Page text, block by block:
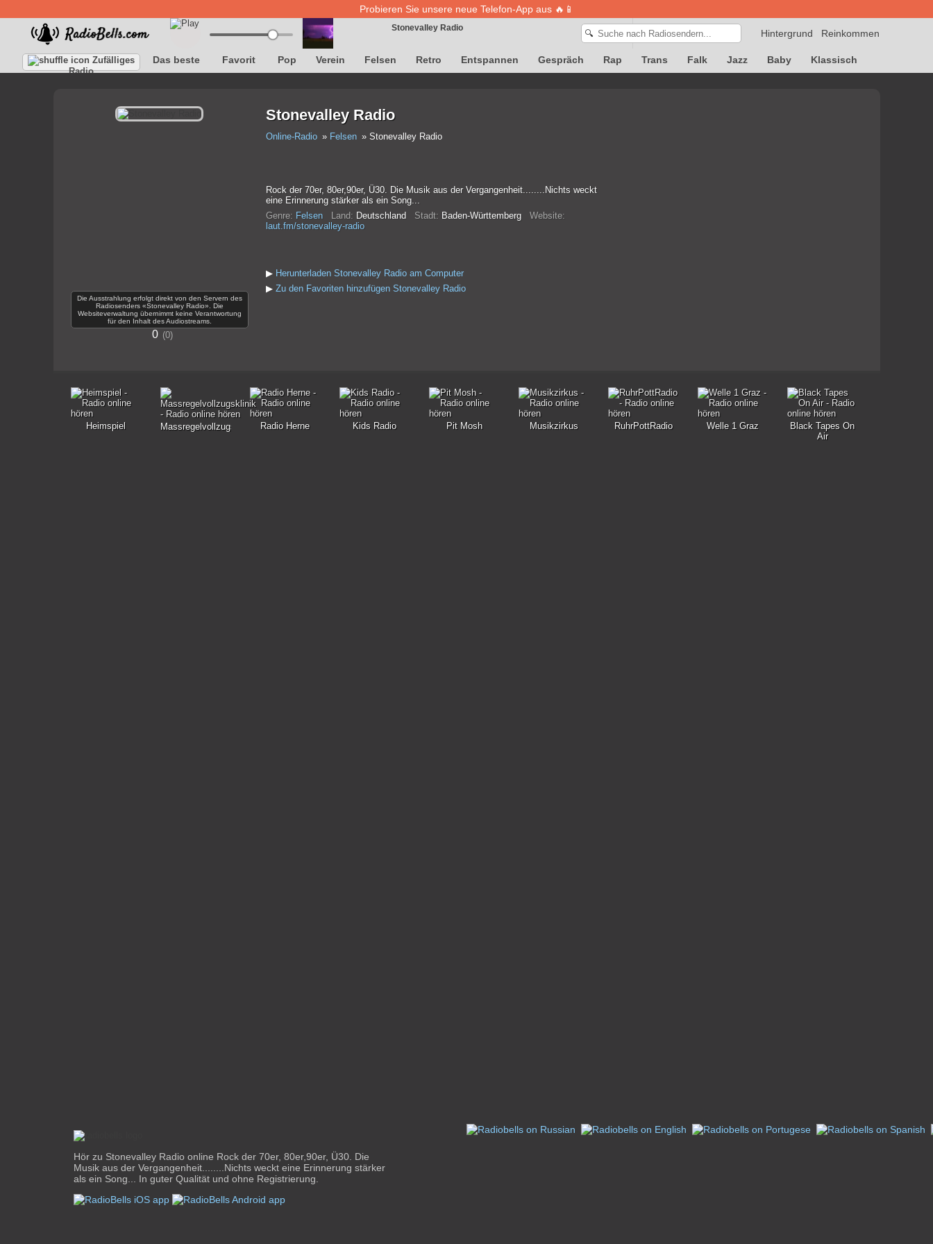
Probieren Sie unsere neue Telefon-App aus 🔥📱
Reinkommen
Hintergrund
🔍
Stonevalley Radio
Zufälliges
Radio
Das beste Favorit Pop Verein Felsen Retro Entspannen Gespräch Rap Trans Falk Jazz Baby Klassisch
Die Ausstrahlung erfolgt direkt von den Servern des
Radiosenders «Stonevalley Radio». Die
Websiteverwaltung übernimmt keine Verantwortung
für den Inhalt des Audiostreams.
0 0
Stonevalley Radio
Online-Radio Felsen Stonevalley Radio
Rock der 70er, 80er,90er, Ü30. Die Musik aus der Vergangenheit........Nichts weckt
eine Erinnerung stärker als ein Song...
Genre: Felsen Land: Deutschland Stadt: Baden-Württemberg Website:
laut.fm/stonevalley-radio
▶ Herunterladen Stonevalley Radio am Computer
▶ Zu den Favoriten hinzufügen Stonevalley Radio
Heimspiel Massregelvollzugsklinik Radio Herne Kids Radio Pit Mosh Musikzirkus RuhrPottRadio Welle 1 Graz
Black Tapes On
Air
Hör zu Stonevalley Radio online Rock der 70er, 80er,90er, Ü30. Die
Musik aus der Vergangenheit........Nichts weckt eine Erinnerung stärker
als ein Song... In guter Qualität und ohne Registrierung.